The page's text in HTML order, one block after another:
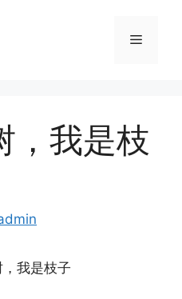
Menu
，我是枝
我是枝子